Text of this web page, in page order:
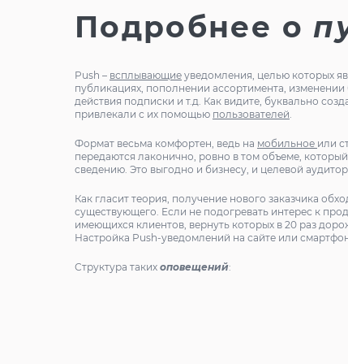
Подробнее о
Push – всплывающие уведомления, целью которых
публикациях, пополнении ассортимента,
действия подписки и т.д. Как видите, буквально
привлекали с их помощью пользователей.
Формат весьма комфортен, ведь на мобильное или
передаются лаконично, ровно в том объеме,
сведению. Это выгодно и бизнесу, и целевой
Как гласит теория, получение нового заказчика
существующего. Если не подогревать интерес к
имеющихся клиентов, вернуть которых в 20 раз
Настройка Push-уведомлений на сайте или
Структура таких оповещений: